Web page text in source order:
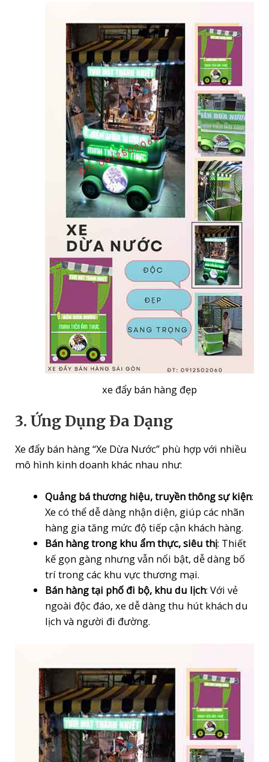
xe đẩy bán hàng đẹp
3. Ứng Dụng Đa Dạng
Xe đẩy bán hàng “Xe Dừa Nước” phù hợp với nhiều
mô hình kinh doanh khác nhau như:
Quảng bá thương hiệu, truyền thông sự kiện:
Xe có thể dễ dàng nhận diện, giúp các nhãn
hàng gia tăng mức độ tiếp cận khách hàng.
Bán hàng trong khu ẩm thực, siêu thị: Thiết
kế gọn gàng nhưng vẫn nổi bật, dễ dàng bố
trí trong các khu vực thương mại.
Bán hàng tại phố đi bộ, khu du lịch: Với vẻ
ngoài độc đáo, xe dễ dàng thu hút khách du
lịch và người đi đường.